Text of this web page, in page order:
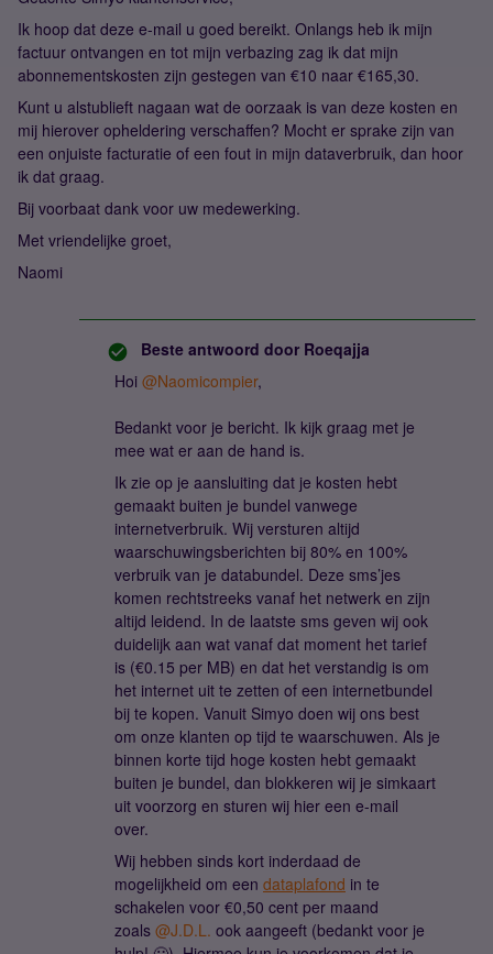
Ik hoop dat deze e-mail u goed bereikt. Onlangs heb ik mijn
factuur ontvangen en tot mijn verbazing zag ik dat mijn
abonnementskosten zijn gestegen van €10 naar €165,30.
Kunt u alstublieft nagaan wat de oorzaak is van deze kosten en
mij hierover opheldering verschaffen? Mocht er sprake zijn van
een onjuiste facturatie of een fout in mijn dataverbruik, dan hoor
ik dat graag.
Bij voorbaat dank voor uw medewerking.
Met vriendelijke groet,
Naomi
Beste antwoord door Roeqajja
Hoi @Naomicompier,
Bedankt voor je bericht. Ik kijk graag met je
mee wat er aan de hand is.
Ik zie op je aansluiting dat je kosten hebt
gemaakt buiten je bundel vanwege
internetverbruik. Wij versturen altijd
waarschuwingsberichten bij 80% en 100%
verbruik van je databundel. Deze sms’jes
komen rechtstreeks vanaf het netwerk en zijn
altijd leidend. In de laatste sms geven wij ook
duidelijk aan wat vanaf dat moment het tarief
is (€0.15 per MB) en dat het verstandig is om
het internet uit te zetten of een internetbundel
bij te kopen. Vanuit Simyo doen wij ons best
om onze klanten op tijd te waarschuwen. Als je
binnen korte tijd hoge kosten hebt gemaakt
buiten je bundel, dan blokkeren wij je simkaart
uit voorzorg en sturen wij hier een e-mail
over.
Wij hebben sinds kort inderdaad de
mogelijkheid om een dataplafond in te
schakelen voor €0,50 cent per maand
zoals @J.D.L. ook aangeeft (bedankt voor je